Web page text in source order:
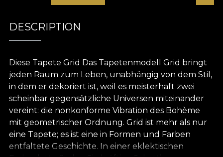
DESCRIPTION
Diese Tapete Grid Das Tapetenmodell Grid bringt
jeden Raum zum Leben, unabhängig von dem Stil,
in dem er dekoriert ist, weil es meisterhaft zwei
scheinbar gegensätzliche Universen miteinander
vereint: die nonkonforme Vibration des Bohème
mit geometrischer Ordnung. Grid ist mehr als nur
eine Tapete; es ist eine in Formen und Farben
entfaltete Geschichte. In einer eklektischen